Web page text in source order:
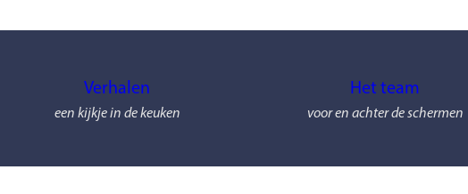
Verhalen
een kijkje in de keuken
Het team
voor en achter de schermen